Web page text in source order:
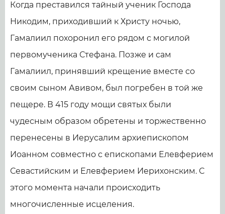
Когда преставился тайный ученик Господа
Никодим, приходивший к Христу ночью,
Гамалиил похоронил его рядом с могилой
первомученика Стефана. Позже и сам
Гамалиил, принявший крещение вместе со
своим сыном Авивом, был погребен в той же
пещере. В 415 году мощи святых были
чудесным образом обретены и торжественно
перенесены в Иерусалим архиепископом
Иоанном совместно с епископами Елевферием
Севастийским и Елевферием Иерихонским. С
этого момента начали происходить
многочисленные исцеления.